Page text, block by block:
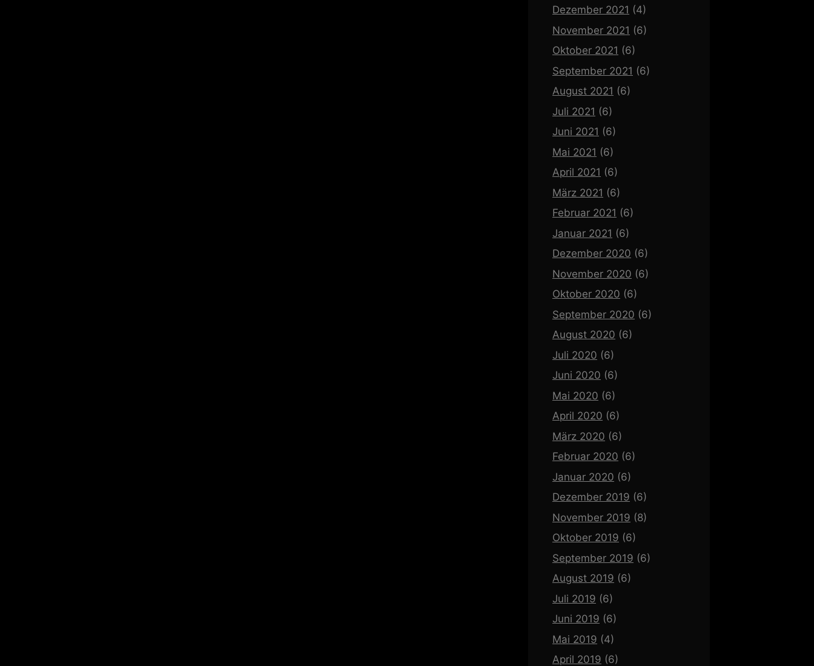
Dezember 2021 (4)
November 2021 (6)
Oktober 2021 (6)
September 2021 (6)
August 2021 (6)
Juli 2021 (6)
Juni 2021 (6)
Mai 2021 (6)
April 2021 (6)
März 2021 (6)
Februar 2021 (6)
Januar 2021 (6)
Dezember 2020 (6)
November 2020 (6)
Oktober 2020 (6)
September 2020 (6)
August 2020 (6)
Juli 2020 (6)
Juni 2020 (6)
Mai 2020 (6)
April 2020 (6)
März 2020 (6)
Februar 2020 (6)
Januar 2020 (6)
Dezember 2019 (6)
November 2019 (8)
Oktober 2019 (6)
September 2019 (6)
August 2019 (6)
Juli 2019 (6)
Juni 2019 (6)
Mai 2019 (4)
April 2019 (6)